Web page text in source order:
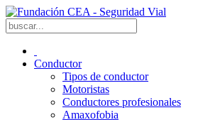
Conductor
Tipos de conductor
Motoristas
Conductores profesionales
Amaxofobia